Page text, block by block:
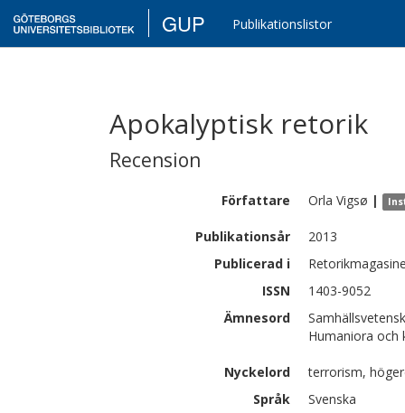
GUP Publikationslistor
Apokalyptisk retorik
Recension
Författare Orla Vigsø |
Publikationsår
2013
Publicerad i
ISSN
1403-9052
Ämnesord
Humaniora
Nyckelord
terrorism,
Språk
Svenska